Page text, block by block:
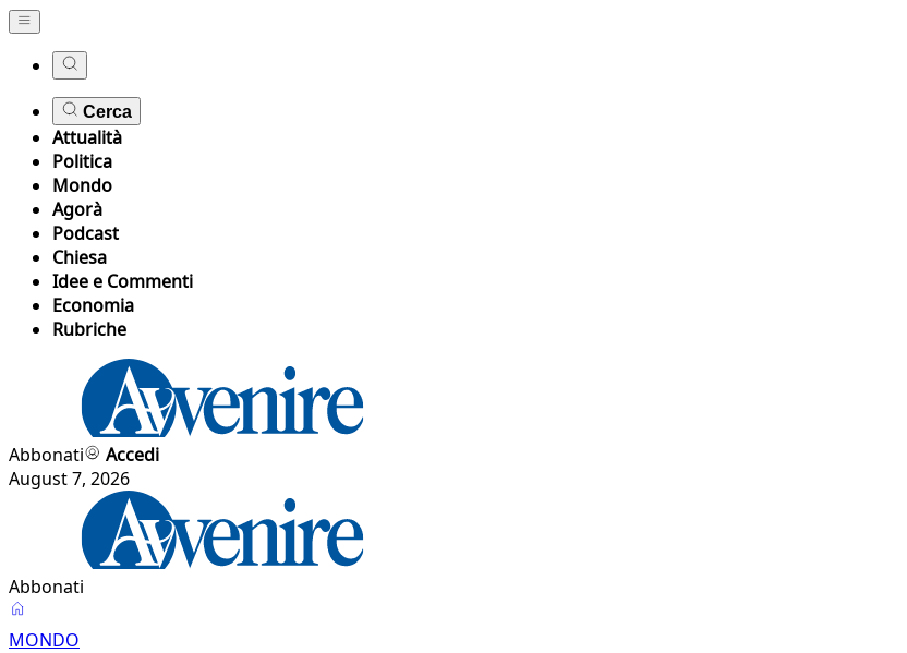
Cerca
Attualità
Politica
Mondo
Agorà
Podcast
Chiesa
Idee e Commenti
Economia
Rubriche
Abbonati
Accedi
August 7, 2026
Abbonati
MONDO